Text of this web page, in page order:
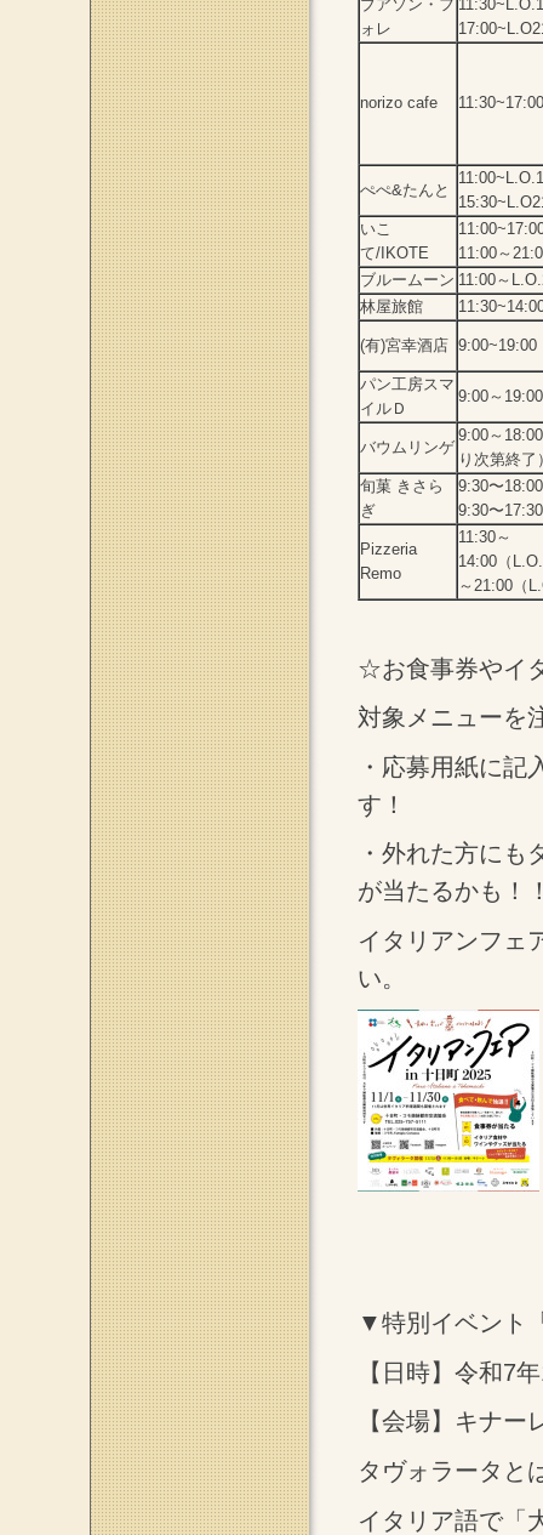
ブアソン・フ
ォレ
norizo cafe 11:30~17:00
ぺぺ&たんと
いこ
て/IKOTE
11:00～
ブルームーン 11:00～
林屋旅館
(有)宮幸酒店 9:00~19:00
パン工房スマ
イルＤ
9:00～19:00
バウムリンゲ
9:00～
り次第終了
旬菓 きさら
ぎ
9:30〜
9:30〜
Pizzeria
Remo
11:30～
14:00（
～21:00（
☆お食事券やイ
対象メニューを
・応募用紙に記
す！
・外れた方にも
が当たるかも！
イタリアンフェ
い。
▼特別イベント
【日時】令和7
【会場】キナー
タヴォラータと
イタリア語で「